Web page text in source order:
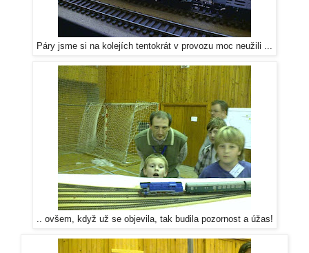
Páry jsme si na kolejích tentokrát v provozu moc neužili ...
.. ovšem, když už se objevila, tak budila pozornost a úžas!